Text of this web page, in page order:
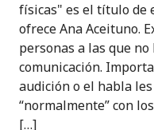
físicas" es el título de
ofrece Ana Aceituno.
personas a las que
comunicación.
audición o el habla
“normalmente” con
[…]